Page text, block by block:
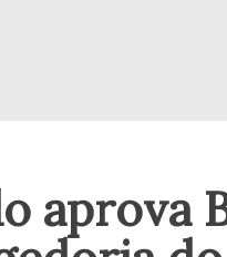
aprova